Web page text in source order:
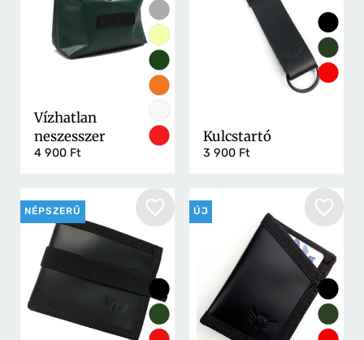
Vízhatlan
neszesszer
4 900 Ft
Kulcstartó
3 900 Ft
NÉPSZERŰ ÚJ